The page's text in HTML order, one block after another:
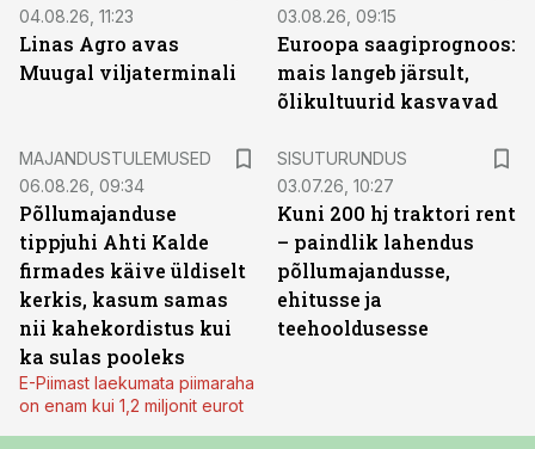
04.08.26, 11:23
Linas Agro avas
Muugal viljaterminali
03.08.26, 09:15
Euroopa saagiprognoos:
mais langeb järsult,
õlikultuurid kasvavad
MAJANDUSTULEMUSED
06.08.26, 09:34
Põllumajanduse
tippjuhi Ahti Kalde
firmades käive üldiselt
kerkis, kasum samas
nii kahekordistus kui
ka sulas pooleks
E-Piimast laekumata piimaraha
on enam kui 1,2 miljonit eurot
SISUTURUNDUS
03.07.26, 10:27
Kuni 200 hj traktori rent
– paindlik lahendus
põllumajandusse,
ehitusse ja
teehooldusesse